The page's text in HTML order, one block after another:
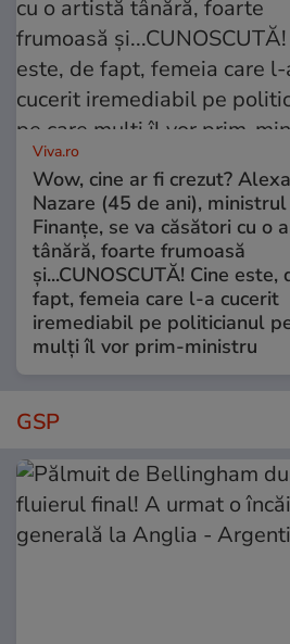
Viva.ro
Wow, cine ar fi crezut?
Nazare (45 de ani),
Finanțe, se va căsători cu o
tânără, foarte frumoasă
și...CUNOSCUTĂ! Cine este,
fapt, femeia care l-a cucerit
iremediabil pe politicianul
mulți îl vor prim-ministru
GSP